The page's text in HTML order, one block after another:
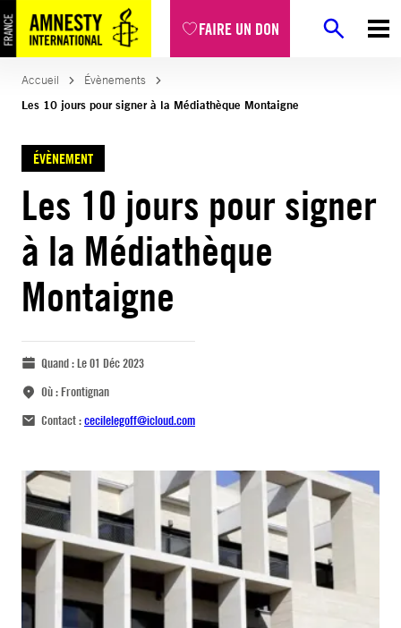
FAIRE UN DON
Accueil
Évènements
Les 10 jours pour signer à la Médiathèque Montaigne
ÉVÈNEMENT
Les 10 jours pour signer
à la Médiathèque
Montaigne
Quand :Le 01 Déc 2023
Où :Frontignan
Contact :cecilelegoff@icloud.com